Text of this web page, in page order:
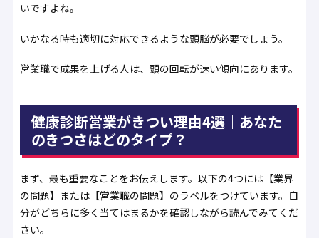
いですよね。
いかなる時も適切に対応できるような頭脳が必要でしょう。
営業職で成果を上げる人は、頭の回転が速い傾向にあります。
健康診断営業がきつい理由4選｜あなた
のきつさはどのタイプ？
まず、最も重要なことをお伝えします。以下の4つには【業界
の問題】または【営業職の問題】のラベルをつけています。自
分がどちらに多く当てはまるかを確認しながら読んでみてくだ
さい。